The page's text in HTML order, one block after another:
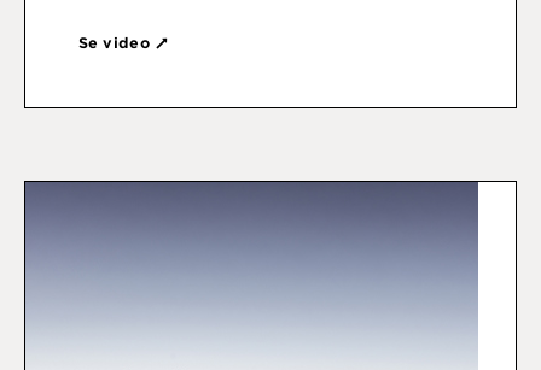
Se video